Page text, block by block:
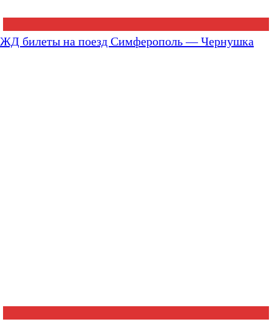
ЖД билеты на поезд Симферополь — Чернушка